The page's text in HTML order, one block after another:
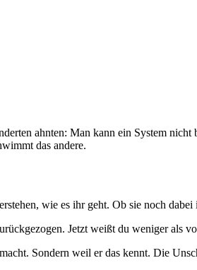
ahnten: Man kann ein System
das andere.
wie es ihr geht. Ob sie noch dabei
Jetzt weißt du weniger als
Sondern weil er das kennt. Die